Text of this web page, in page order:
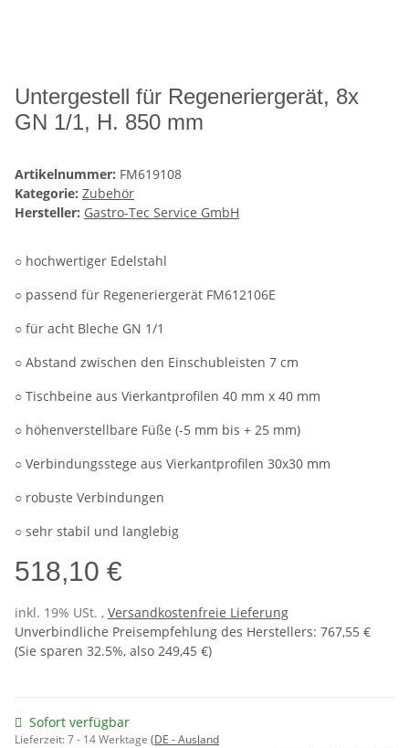
Untergestell für Regeneriergerät, 8x
GN 1/1, H. 850 mm
Artikelnummer: FM619108
Kategorie: Zubehör
Hersteller: Gastro-Tec Service GmbH
○ hochwertiger Edelstahl
○ passend für Regeneriergerät FM612106E
○ für acht Bleche GN 1/1
○ Abstand zwischen den Einschubleisten 7 cm
○ Tischbeine aus Vierkantprofilen 40 mm x 40 mm
○ höhenverstellbare Füße (-5 mm bis + 25 mm)
○ Verbindungsstege aus Vierkantprofilen 30x30 mm
○ robuste Verbindungen
○ sehr stabil und langlebig
518,10 €
inkl. 19% USt. , Versandkostenfreie Lieferung
Unverbindliche Preisempfehlung des Herstellers: 767,55 €
(Sie sparen 32.5%, also 249,45 €)
Sofort verfügbar
Lieferzeit:7 - 14 Werktage (DE - Ausland